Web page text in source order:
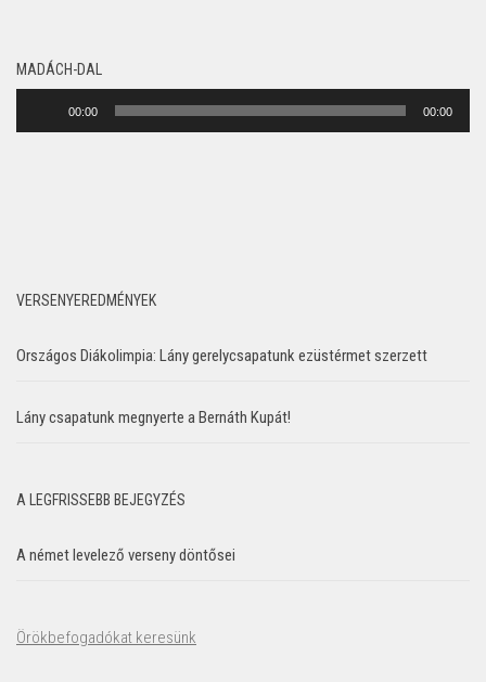
MADÁCH-DAL
00:00 00:00
VERSENYEREDMÉNYEK
Országos Diákolimpia: Lány gerelycsapatunk ezüstérmet szerzett
Lány csapatunk megnyerte a Bernáth Kupát!
A LEGFRISSEBB BEJEGYZÉS
A német levelező verseny döntősei
Örökbefogadókat keresünk